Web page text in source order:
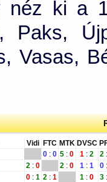
néz ki a
Paks,
Vasas,
Vidi FTC MTK DVSC
0 : 0 5 : 0 1 : 2 2 :
2 : 0 2 : 0 1 : 1 0 :
0 : 1 2 : 1 1 : 0 3 :